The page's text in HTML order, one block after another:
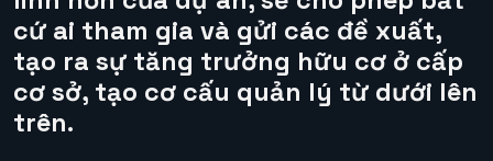
cứ ai tham gia và gửi các đề xuất,
tạo ra sự tăng trưởng hữu cơ ở cấp
cơ sở, tạo cơ cấu quản lý từ dưới lên
trên.